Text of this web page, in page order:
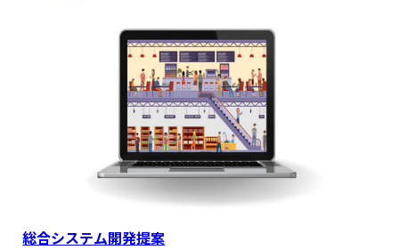
Type
総合システム開発提案